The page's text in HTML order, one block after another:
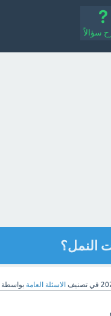
سؤالاً
النمل؟
في تصنيف الاسئلة العامة بواسطة